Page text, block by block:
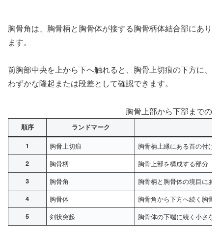
胸骨角は、胸骨柄と胸骨体が接する胸骨柄体結合部にあり
ます。
前胸部中央を上から下へ触れると、胸骨上切痕の下方に、
わずかな隆起または段差として確認できます。
胸骨上部から下部までの
順序 ランドマーク
1 胸骨上切痕 胸骨柄上縁にある首の付け
2 胸骨柄 胸骨上部を構成する部分
3 胸骨角 胸骨柄と胸骨体の境目にあ
4 胸骨体 胸骨角から下方へ続く胸骨
5 剣状突起 胸骨体の下端に続く小さな